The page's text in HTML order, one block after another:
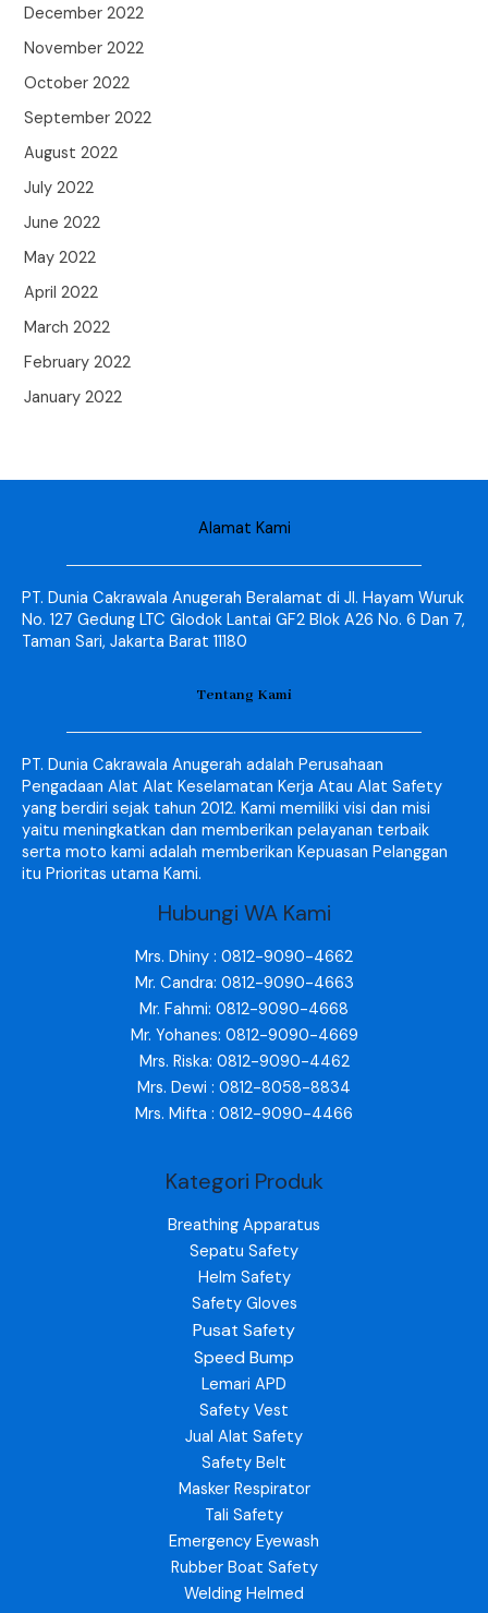
December 2022
November 2022
October 2022
September 2022
August 2022
July 2022
June 2022
May 2022
April 2022
March 2022
February 2022
January 2022
Alamat Kami
PT. Dunia Cakrawala Anugerah Beralamat di Jl. Hayam Wuruk
No. 127 Gedung LTC Glodok Lantai GF2 Blok A26 No. 6 Dan 7,
Taman Sari, Jakarta Barat 11180
Tentang Kami
PT. Dunia Cakrawala Anugerah adalah Perusahaan
Pengadaan Alat Alat Keselamatan Kerja Atau Alat Safety
yang berdiri sejak tahun 2012. Kami memiliki visi dan misi
yaitu meningkatkan dan memberikan pelayanan terbaik
serta moto kami adalah memberikan Kepuasan Pelanggan
itu Prioritas utama Kami.
Hubungi WA Kami
Mrs. Dhiny : 0812-9090-4662
Mr. Candra: 0812-9090-4663
Mr. Fahmi: 0812-9090-4668
Mr. Yohanes: 0812-9090-4669
Mrs. Riska: 0812-9090-4462
Mrs. Dewi : 0812-8058-8834
Mrs. Mifta : 0812-9090-4466
Kategori Produk
Breathing Apparatus
Sepatu Safety
Helm Safety
Safety Gloves
Pusat Safety
Speed Bump
Lemari APD
Safety Vest
Jual Alat Safety
Safety Belt
Masker Respirator
Tali Safety
Emergency Eyewash
Rubber Boat Safety
Welding Helmed